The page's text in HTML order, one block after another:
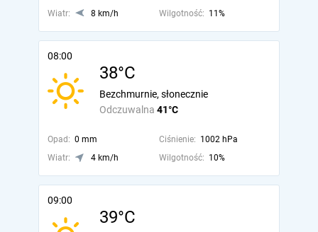
Wiatr: 8 km/h Wilgotność: 11%
08:00
38°C
Odczuwalna 41°C
Bezchmurnie, słonecznie
Opad: 0 mm Ciśnienie: 1002 hPa
Wiatr:
4 km/h Wilgotność: 10%
09:00
39°C